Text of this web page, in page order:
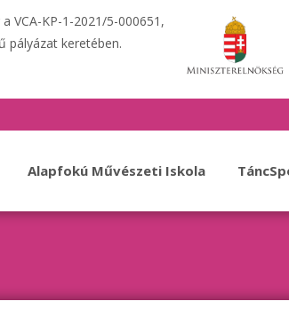
VCA-KP-1-2021/5-000651,
pályázat keretében.
Alapfokú Művészeti Iskola